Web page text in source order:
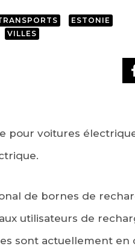
ESTONIE
VILLES
pour voitures
de bornes de
utilisateurs de
sont actuellement en